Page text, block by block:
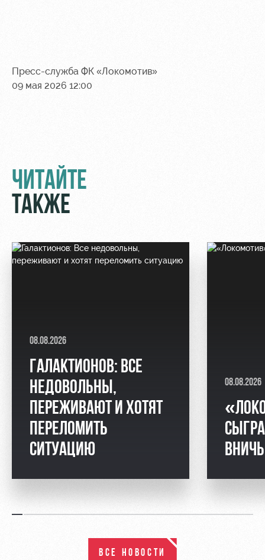
Пресс-служба ФК «Локомотив»
09 мая 2026 12:00
ЧИТАЙТЕ
ТАКЖЕ
08.08.2026
ГАЛАКТИОНОВ: ВСЕ
НЕДОВОЛЬНЫ,
ПЕРЕЖИВАЮТ И ХОТЯТ
ПЕРЕЛОМИТЬ
СИТУАЦИЮ
08.08.2026
ВСЕ НОВОСТИ